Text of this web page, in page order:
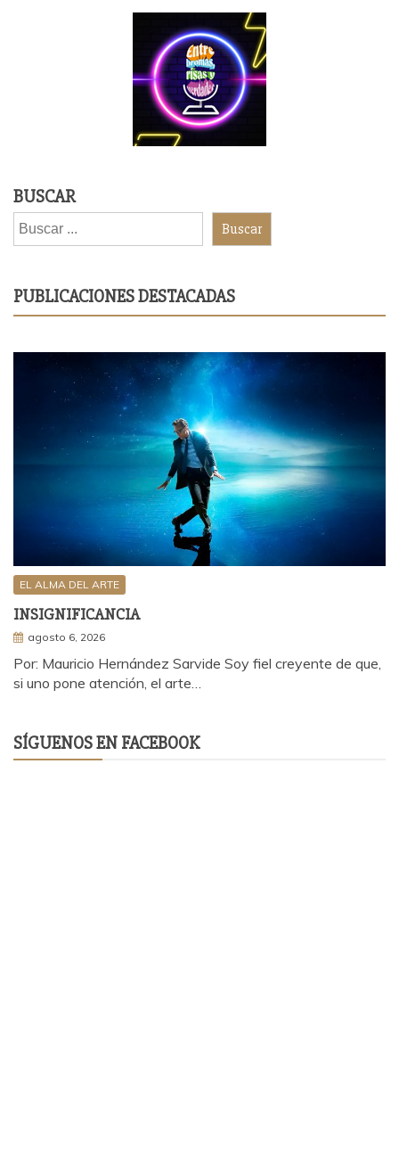
BUSCAR
Buscar
PUBLICACIONES DESTACADAS
EL ALMA DEL ARTE
INSIGNIFICANCIA
agosto 6, 2026
Por: Mauricio Hernández Sarvide Soy fiel creyente de que,
si uno pone atención, el arte…
SÍGUENOS EN FACEBOOK